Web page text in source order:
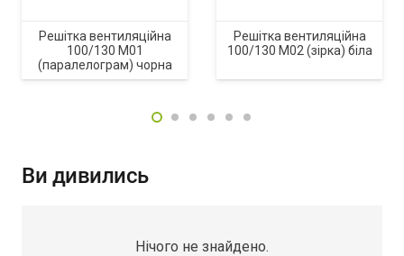
Решітка вентиляційна
100/130 M01
(паралелограм) чорна
Решітка вентиляційна
100/130 M02 (зірка) біла
Ви дивились
Нічого не знайдено.